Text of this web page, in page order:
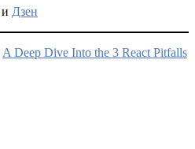
и Дзен
A Deep Dive Into the 3 React Pitfalls